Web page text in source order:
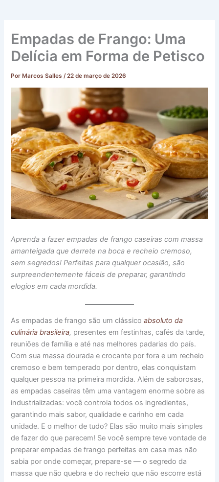
Empadas de Frango: Uma
Delícia em Forma de Petisco
Por Marcos Salles/22 de março de 2026
Aprenda a fazer empadas de frango caseiras com massa
amanteigada que derrete na boca e recheio cremoso,
sem segredos! Perfeitas para qualquer ocasião, são
surpreendentemente fáceis de preparar, garantindo
elogios em cada mordida.
As empadas de frango são um clássicoabsoluto da
culinária brasileira, presentes em festinhas, cafés da tarde,
reuniões de família e até nas melhores padarias do país.
Com sua massa dourada e crocante por fora e um recheio
cremoso e bem temperado por dentro, elas conquistam
qualquer pessoa na primeira mordida. Além de saborosas,
as empadas caseiras têm uma vantagem enorme sobre as
industrializadas: você controla todos os ingredientes,
garantindo mais sabor, qualidade e carinho em cada
unidade. E o melhor de tudo? Elas são muito mais simples
de fazer do que parecem! Se você sempre teve vontade de
preparar empadas de frango perfeitas em casa mas não
sabia por onde começar, prepare-se — o segredo da
massa que não quebra e do recheio que não escorre está